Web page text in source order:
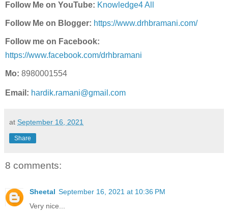
Follow Me on YouTube: Knowledge4 All
Follow Me on Blogger: https://www.drhbramani.com/
Follow me on Facebook:
https://www.facebook.com/drhbramani
Mo: 8980001554
Email: hardik.ramani@gmail.com
at September 16, 2021
Share
8 comments:
Sheetal September 16, 2021 at 10:36 PM
Very nice...